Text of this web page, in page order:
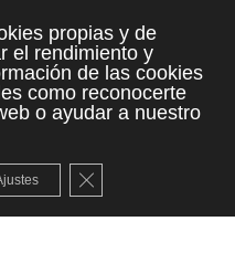
propias y de
el rendimiento y
de las cookies
como reconocerte
o ayudar a nuestro
Cerrar el banner de